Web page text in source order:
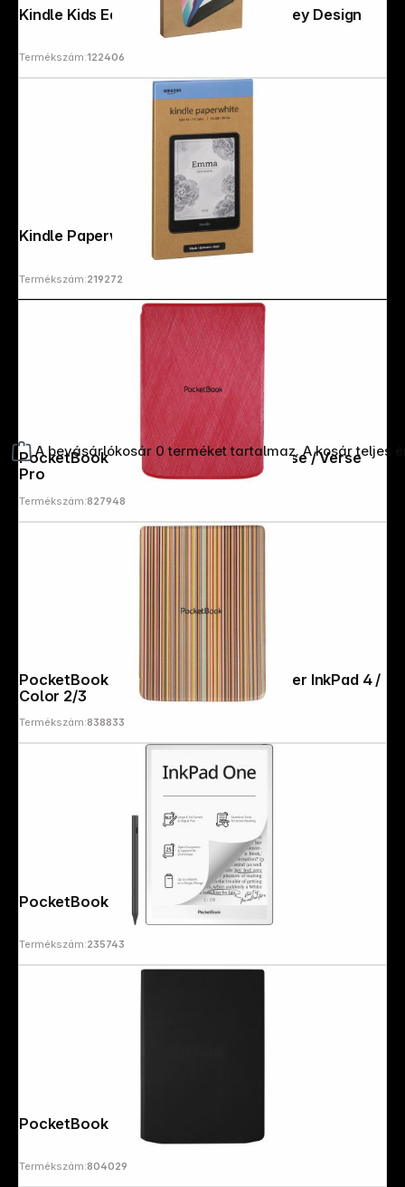
A bevásárlókosár 0 terméket tartalmaz. A kosár teljes
Kindle Kids Edition (16GB) Unicorn Valley Design
Termékszám:122406
Kindle Paperwhite 16GB black
Termékszám:219272
PocketBook Shell - Red Cover for Verse / Verse
Pro
Termékszám:827948
PocketBook Shell-Colorful Strips Cover InkPad 4 /
Color 2/3
Termékszám:838833
PocketBook InkPad One
Termékszám:235743
Termékszám:804029